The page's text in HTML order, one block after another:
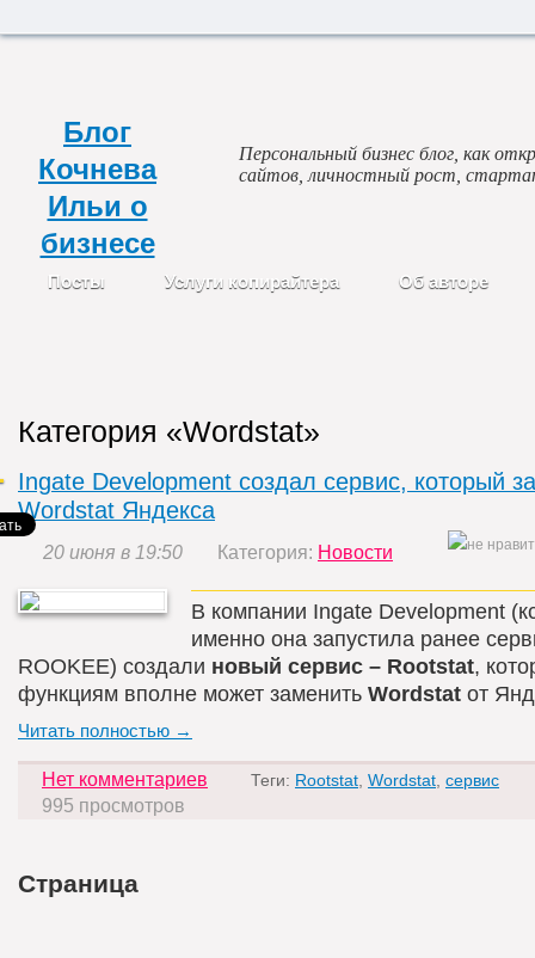
Категория «Wordstat»
Ingate Development создал сервис, который
Wordstat Яндекса
20 июня в 19:50 Категория: Новости
В компании Ingate Development
именно она запустила ранее
ROOKEE) создали новый сервис – Rootstat,
функциям вполне может заменить Wordstat от
Читать полностью →
Нет комментариев Теги: Rootstat Wordstat сервис
995 просмотров
Страница
Блог
Кочнева
Ильи о
бизнесе
Персональный бизнес блог, как
сайтов, личностный рост,
Посты Услуги копирайтера Об авторе